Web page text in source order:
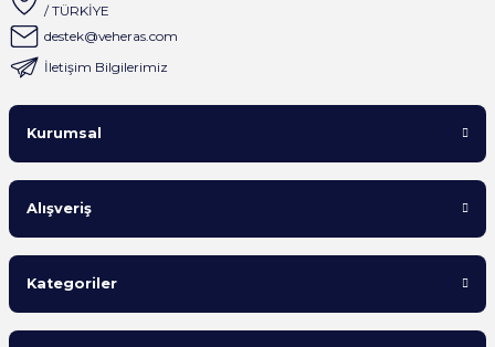
/ TÜRKİYE
destek@veheras.com
İletişim Bilgilerimiz
Kurumsal
Alışveriş
Kategoriler